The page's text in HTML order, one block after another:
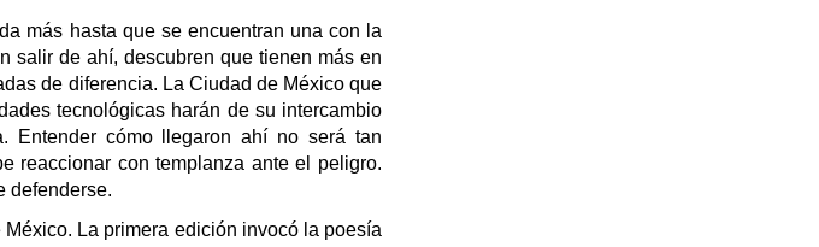
más hasta que se encuentran una con la
salir de ahí, descubren que tienen más en
de diferencia. La Ciudad de México que
tecnológicas harán de su intercambio
Entender cómo llegaron ahí no será tan
reaccionar con templanza ante el peligro.
defenderse.
La primera edición invocó la poesía